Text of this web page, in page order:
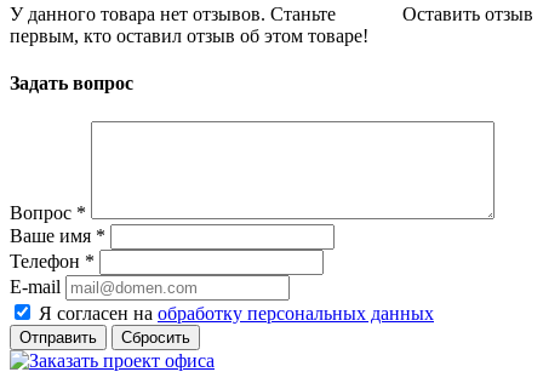
Оставить отзыв
У данного товара нет отзывов. Станьте
первым, кто оставил отзыв об этом товаре!
Задать вопрос
Вопрос *
Ваше имя *
Телефон *
E-mail
Я согласен на обработку персональных данных
Сбросить